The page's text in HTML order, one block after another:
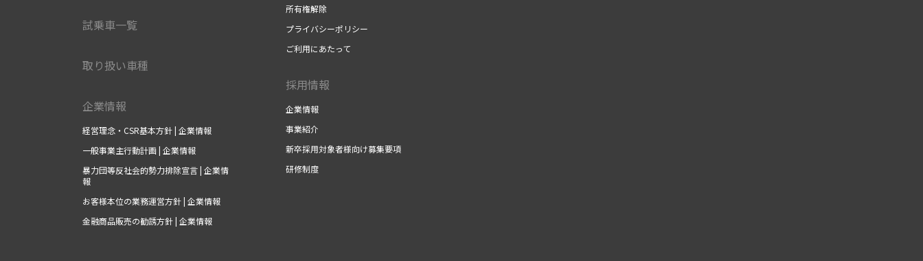
試乗車一覧
取り扱い車種
企業情報
経営理念・CSR基本方針 | 企業情報
一般事業主行動計画 | 企業情報
暴力団等反社会的勢力排除宣言 | 企業情
報
お客様本位の業務運営方針 | 企業情報
金融商品販売の勧誘方針 | 企業情報
所有権解除
プライバシーポリシー
ご利用にあたって
採用情報
企業情報
事業紹介
新卒採用対象者様向け募集要項
研修制度